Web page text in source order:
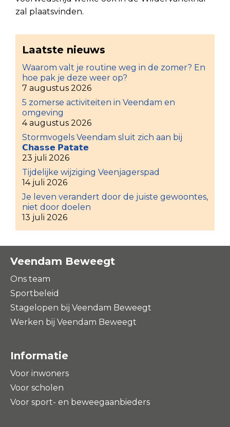
zal plaatsvinden.
Laatste nieuws
Waarom valt je routine weg in de zomer? En
hoe pak je deze weer op?
7 augustus 2026
5 zomerse activiteiten in Veendam en
omgeving
4 augustus 2026
Stormvogels Veendam sluit zich aan bij
𝗖𝗵𝗮𝘀𝘀𝗲 𝗣𝗮𝘁𝗮𝘁𝗲
23 juli 2026
Tijdelijke wijziging Veenjagerspad
14 juli 2026
Je leven verandert door de juiste gewoontes,
niet door doelen
13 juli 2026
Veendam Beweegt
Ons team
Sportbeleid
Stagelopen bij Veendam Beweegt
Werken bij Veendam Beweegt
Informatie
Voor inwoners
Voor scholen
Voor sport- en beweegaanbieders